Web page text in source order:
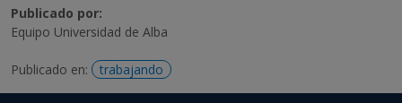
Publicado por:
Equipo Universidad de Alba
Publicado en: trabajando